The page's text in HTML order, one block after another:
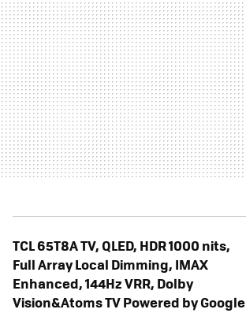
TCL 65T8A TV, QLED, HDR 1000 nits,
Full Array Local Dimming, IMAX
Enhanced, 144Hz VRR, Dolby
Vision&Atoms TV Powered by Google